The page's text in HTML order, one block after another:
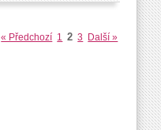
« Předchozí 1 2 3 Další »